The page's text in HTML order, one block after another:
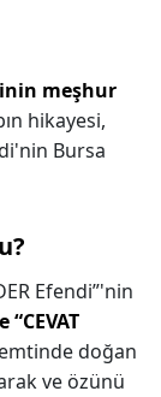
meşhur
hikayesi,
Bursa
Efendi”'nin
doğan
ve özünü